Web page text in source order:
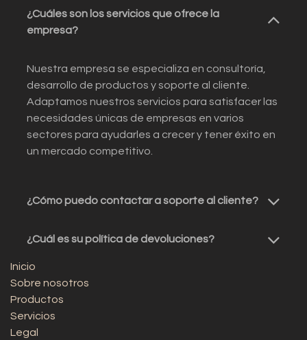
¿Cuáles son los servicios que ofrece la
empresa?
Nuestra empresa se especializa en consultoría,
desarrollo de productos y soporte al cliente.
Adaptamos nuestros servicios para satisfacer las
necesidades únicas de empresas en varios
sectores para ayudarles a crecer y tener éxito en
un mercado competitivo.
¿Cómo puedo contactar a soporte al cliente?
¿Cuál es su política de devoluciones?
Inicio
Sobre nosotros
Productos
Servicios
Legal